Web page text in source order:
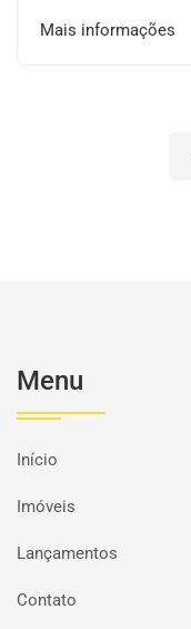
Mais informações
Menu
Início
Imóveis
Lançamentos
Contato